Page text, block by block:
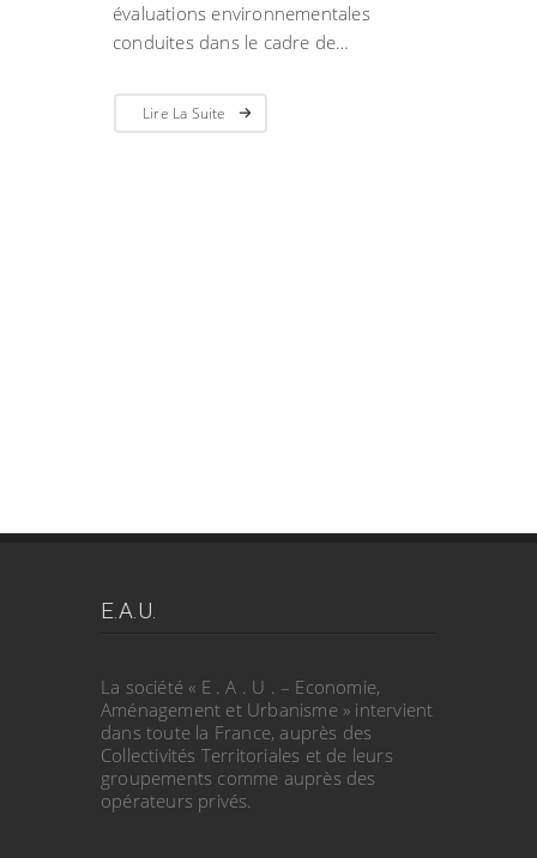
évaluations environnementales
conduites dans le cadre de…
Lire La Suite
E.A.U.
La société « E . A . U . – Economie,
Aménagement et Urbanisme » intervient
dans toute la France, auprès des
Collectivités Territoriales et de leurs
groupements comme auprès des
opérateurs privés.